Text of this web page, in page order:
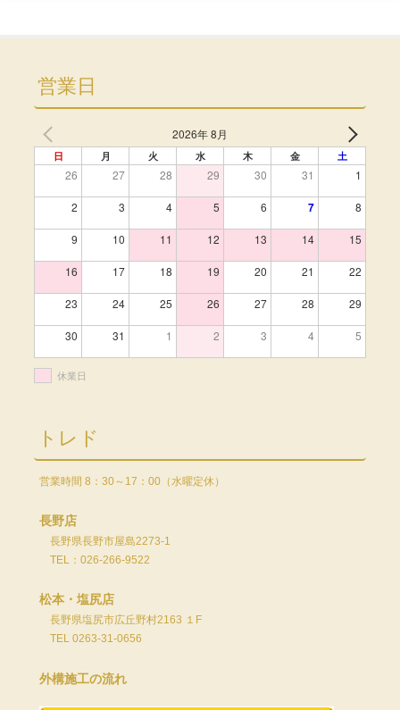
営業日
2026年 8月
日 月 火 水 木 金 土
26 27 28 29 30 31 1
2 3 4 5 6 7 8
9 10 11 12 13 14 15
16 17 18 19 20 21 22
23 24 25 26 27 28 29
30 31 1 2 3 4 5
休業日
トレド
営業時間 8：30～17：00（水曜定休）
長野店
長野県長野市屋島2273-1
TEL：026-266-9522
松本・塩尻店
長野県塩尻市広丘野村2163 １F
TEL 0263-31-0656
外構施工の流れ